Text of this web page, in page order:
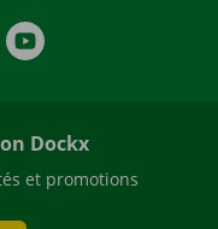
LinkedIn
Dockx
et promotions